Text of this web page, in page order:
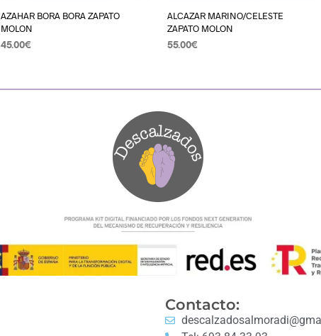
AZAHAR BORA BORA ZAPATO
MOLON
45.00€
ALCAZAR MARINO/CELESTE
ZAPATO MOLON
55.00€
Contacto: